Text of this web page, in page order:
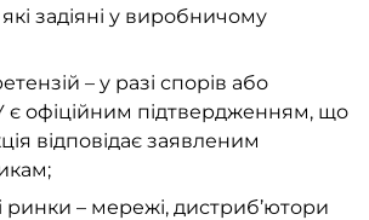
задіяні у виробничому
– у разі спорів або
є офіційним підтвердженням, що
відповідає заявленим
ринки – мережі, дистриб’ютори